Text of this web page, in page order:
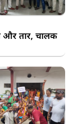
और तार, चालक